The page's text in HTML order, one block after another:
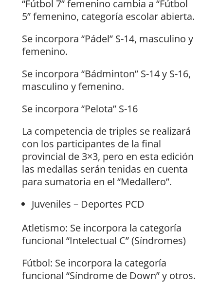
“Fútbol 7” femenino cambia a “Fútbol
5” femenino, categoría escolar abierta.
Se incorpora “Pádel” S-14, masculino y
femenino.
Se incorpora “Bádminton” S-14 y S-16,
masculino y femenino.
Se incorpora “Pelota” S-16
La competencia de triples se realizará
con los participantes de la final
provincial de 3×3, pero en esta edición
las medallas serán tenidas en cuenta
para sumatoria en el “Medallero”.
Juveniles – Deportes PCD
Atletismo: Se incorpora la categoría
funcional “Intelectual C” (Síndromes)
Fútbol: Se incorpora la categoría
funcional “Síndrome de Down” y otros.